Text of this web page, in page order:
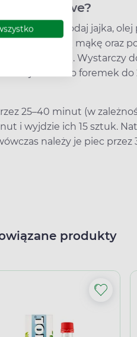
buraczkowe?
puree. Dodaj jajka,
przesianą mąkę oraz
masę z suchą. Wystarczy
ciasto do foremek do
25–40 minut (w
i wyjdzie ich 15 sztuk.
należy je piec
produkty